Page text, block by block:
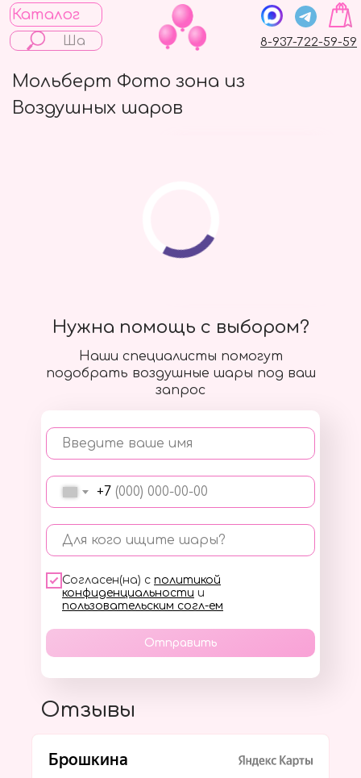
Каталог
8-937-722-59-59
Мольберт Фото зона из
Воздушных шаров
Наши специалисты помогут
подобрать воздушные шары под ваш
запрос
Введите ваше имя
+7
Для кого ищите шары?
Согласен(на) с политикой
конфиденциальности и
пользовательским согл-ем
Отправить
Нужна помощь с выбором?
Отзывы